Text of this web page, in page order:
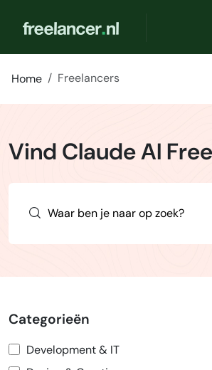
Home Freelancers
Vind Claude AI
Categorieën
Development & IT